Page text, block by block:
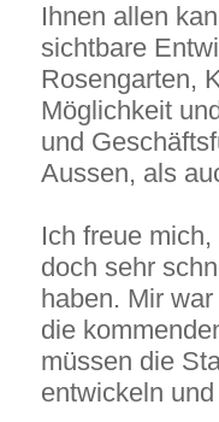
Ihnen allen
sichtbare
Rosengarten,
Möglichkeit
und
Aussen, als
Ich freue
doch sehr
haben. Mir
die
müssen die
entwickeln